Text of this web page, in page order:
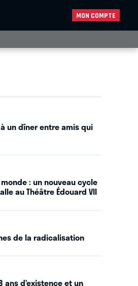
MON COMPTE
un dîner entre amis qui
: un nouveau cycle
au Théâtre Édouard VII
de la radicalisation
ans d’existence et un